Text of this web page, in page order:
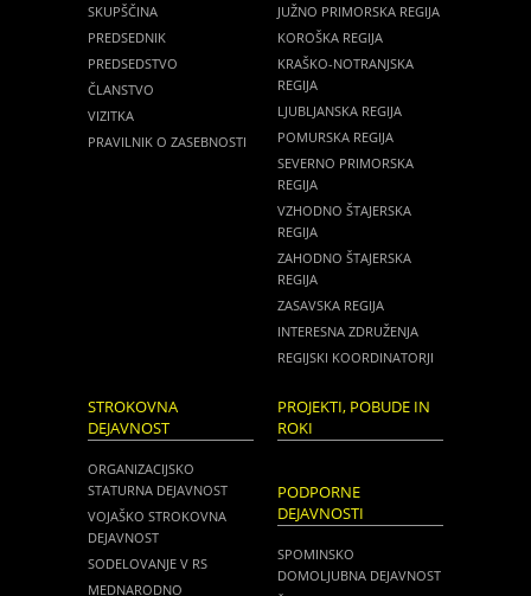
SKUPŠČINA
PREDSEDNIK
PREDSEDSTVO
ČLANSTVO
VIZITKA
PRAVILNIK O ZASEBNOSTI
JUŽNO PRIMORSKA REGIJA
KOROŠKA REGIJA
KRAŠKO-NOTRANJSKA
REGIJA
LJUBLJANSKA REGIJA
POMURSKA REGIJA
SEVERNO PRIMORSKA
REGIJA
VZHODNO ŠTAJERSKA
REGIJA
ZAHODNO ŠTAJERSKA
REGIJA
ZASAVSKA REGIJA
INTERESNA ZDRUŽENJA
REGIJSKI KOORDINATORJI
STROKOVNA
DEJAVNOST
ORGANIZACIJSKO
STATURNA DEJAVNOST
VOJAŠKO STROKOVNA
DEJAVNOST
SODELOVANJE V RS
MEDNARODNO
PROJEKTI, POBUDE IN
ROKI
PODPORNE
DEJAVNOSTI
SPOMINSKO
DOMOLJUBNA DEJAVNOST